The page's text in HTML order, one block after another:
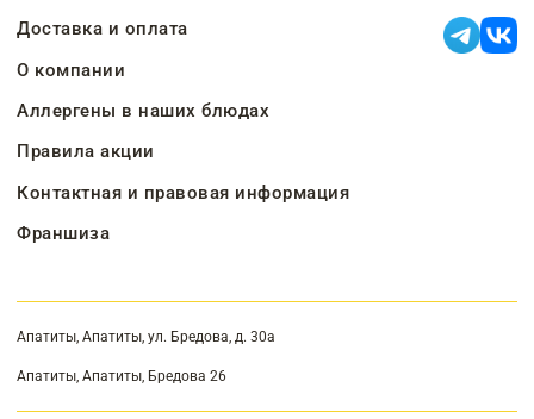
Доставка и оплата
О компании
Аллергены в наших блюдах
Правила акции
Контактная и правовая информация
Франшиза
Апатиты, Апатиты, ул. Бредова, д. 30а
Апатиты, Апатиты, Бредова 26